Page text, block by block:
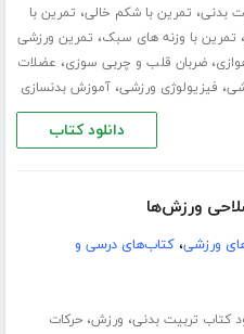
بدنی، تمرین با شکم خالی، تمرین با
، تمرین با وزنه های سبک، تمرین ورزشی
،ضربان قلب و چربی سوزی، عضلات
، فیزیولوژی ورزشی،آموزش بدنسازی
دانلود کتاب
ورزش‌ها
ورزشی،کتاب‌های درسی و
کتاب تربیت بدنی، ورزش،حرکات